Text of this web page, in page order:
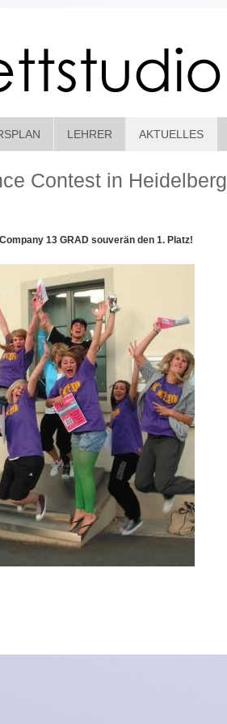
LEHRER AKTUELLES
Contest in Heidelberg
13 GRAD souverän den 1. Platz!